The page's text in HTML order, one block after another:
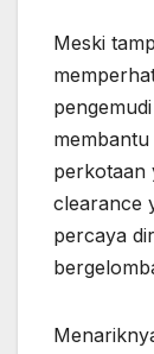
Meski
perkotaan
clearance
percaya